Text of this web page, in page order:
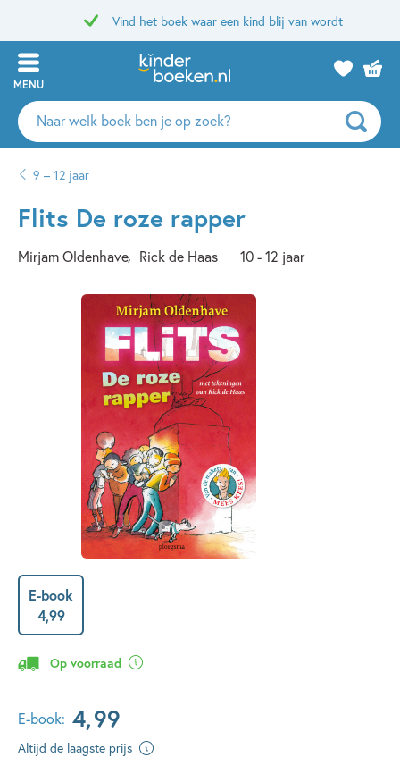
Vind het boek waar een kind blij van wordt
MENU
Zoeken
naar
auteurs
uitgevers
9 – 12 jaar
Flits De roze rapper
Mirjam Oldenhave Rick de Haas 10 - 12 jaar
E-book
4,99
Op voorraad
E-book: 4,99
Altijd de laagste prijs